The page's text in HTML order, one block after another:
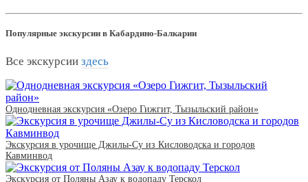
Популярные экскурсии в Кабардино-Балкарии
Все экскурсии здесь
Однодневная экскурсия «Озеро Гижгит, Тызыльский район»
Экскурсия в урочище Джилы-Су из Кисловодска и городов
Кавминвод
Экскурсия от Поляны Азау к водопаду Терскол